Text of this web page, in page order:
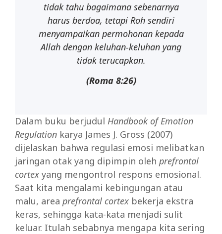
tidak tahu bagaimanasebenarnya
harus berdoa, tetapi Roh sendiri
menyampaikan permohonan kepada
Allah dengan keluhan-keluhan yang
tidak terucapkan.
(Roma 8:26)
Dalam buku berjudul Handbook of Emotion
Regulation karya James J. Gross (2007)
dijelaskan bahwa regulasi emosi melibatkan
jaringan otak yang dipimpin oleh prefrontal
cortex yang mengontrol respons emosional.
Saat kita mengalami kebingungan atau
malu, area prefrontal cortex bekerja ekstra
keras, sehingga kata-kata menjadi sulit
keluar. Itulah sebabnya mengapa kita sering